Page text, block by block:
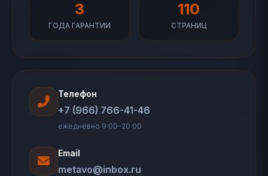
3
ГОДА ГАРАНТИИ
110
СТРАНИЦ
Телефон
+7 (966) 766-41-46
ежедневно 9:00–20:00
Email
metavo@inbox.ru